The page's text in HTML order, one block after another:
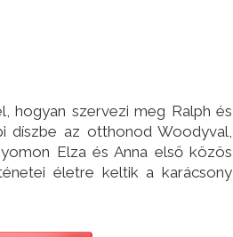
hogyan szervezi meg Ralph és
díszbe az otthonod Woodyval,
Elza és Anna első közös
életre keltik a karácsony